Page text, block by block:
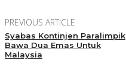
PREVIOUS ARTICLE
Syabas Kontinjen Paralimpik
Bawa Dua Emas Untuk
Malaysia